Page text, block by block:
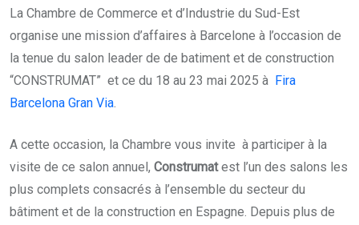
La Chambre de Commerce et d’Industrie du Sud-Est
organise une mission d’affaires à Barcelone à l’occasion de
la tenue du salon leader de de batiment et de construction
“CONSTRUMAT” et ce du 18 au 23 mai 2025 à Fira
Barcelona Gran Via
A cette occasion, la Chambre vous invite à participer à la
visite de ce salon annuel, Construmatest l’un des salons les
plus complets consacrés à l’ensemble du secteur du
bâtiment et de la construction en Espagne. Depuis plus de